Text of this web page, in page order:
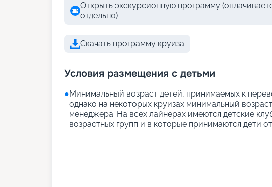
Открыть экскурсионную программу
отдельно)
Скачать программу круиза
Условия размещения с детьми
●Минимальный возраст детей, принимаемых к
однако на некоторых круизах минимальный
менеджера. На всех лайнерах имеются детские
возрастных групп и в которые принимаются дети